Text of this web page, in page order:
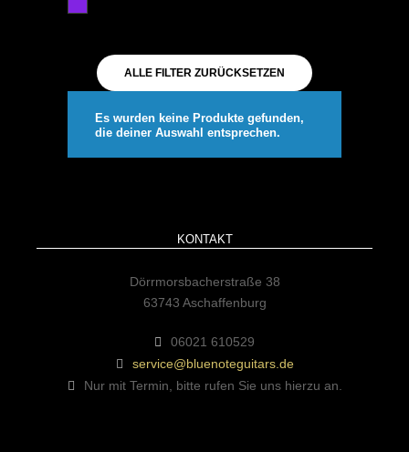
Es wurden keine Produkte gefunden,
die deiner Auswahl entsprechen.
ALLE FILTER ZURÜCKSETZEN
KONTAKT
Dörrmorsbacherstraße 38
63743 Aschaffenburg
06021 610529
service@bluenoteguitars.de
Nur mit Termin, bitte rufen Sie uns hierzu an.